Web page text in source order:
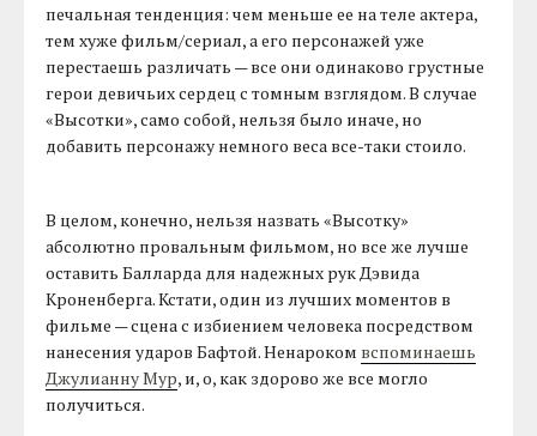
печальная тенденция: чем меньше ее на теле актера,
тем хуже фильм/сериал, а его персонажей уже
перестаешь различать — все они одинаково грустные
герои девичьих сердец с томным взглядом. В случае
«Высотки», само собой, нельзя было иначе, но
добавить персонажу немного веса все-таки стоило.
В целом, конечно, нельзя назвать «Высотку»
абсолютно провальным фильмом, но все же лучше
оставить Балларда для надежных рук Дэвида
Кроненберга. Кстати, один из лучших моментов в
фильме — сцена с избиением человека посредством
нанесения ударов Бафтой. Ненароком вспоминаешь
Джулианну Мур, и, о, как здорово же все могло
получиться.